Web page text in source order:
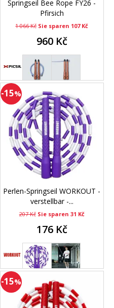
Springseil Bee Rope FY26 -
Pfirsich
1 066 Kč Sie sparen 107 Kč
960 Kč
-15%
Perlen-Springseil WORKOUT -
verstellbar -...
207 Kč Sie sparen 31 Kč
176 Kč
-15%